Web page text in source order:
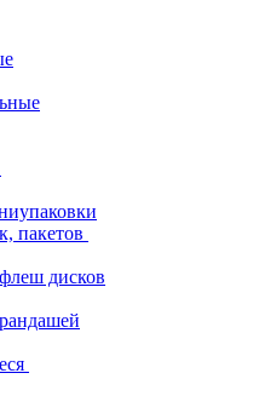
пакетов
дисков